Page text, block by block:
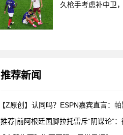
久枪手考虑补中卫
推荐新闻